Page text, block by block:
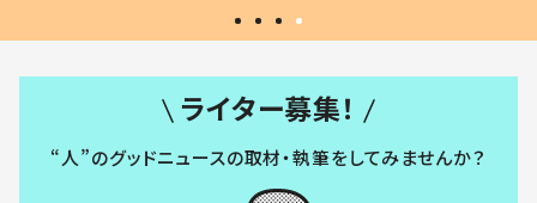
ライター募集！
“人”のグッドニュースの取材・執筆をしてみませんか？